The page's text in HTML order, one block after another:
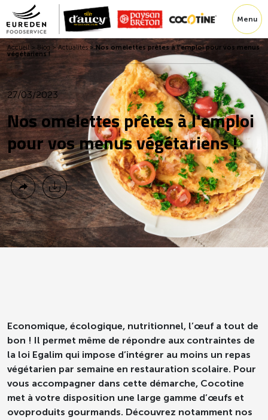
Menu
Accueil > Blog >Actualités>Nos omelettes prêtes à l’emploi pour vos menus
végétariens !
27/03/2023
Nos omelettes prêtes à l'emploi
pour vos menus végétariens !
Economique, écologique, nutritionnel, l’œuf a tout de
bon ! Il permet même de répondre aux contraintes de
la loi Egalim qui impose d’intégrer au moins un repas
végétarien par semaine en restauration scolaire. Pour
vous accompagner dans cette démarche, Cocotine
met à votre disposition une large gamme d’œufs et
ovoproduits gourmands. Découvrez notamment nos